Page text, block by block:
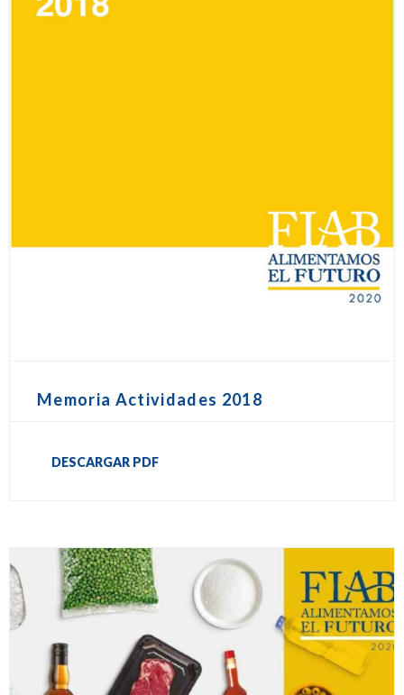
Memoria Actividades 2018
DESCARGAR PDF